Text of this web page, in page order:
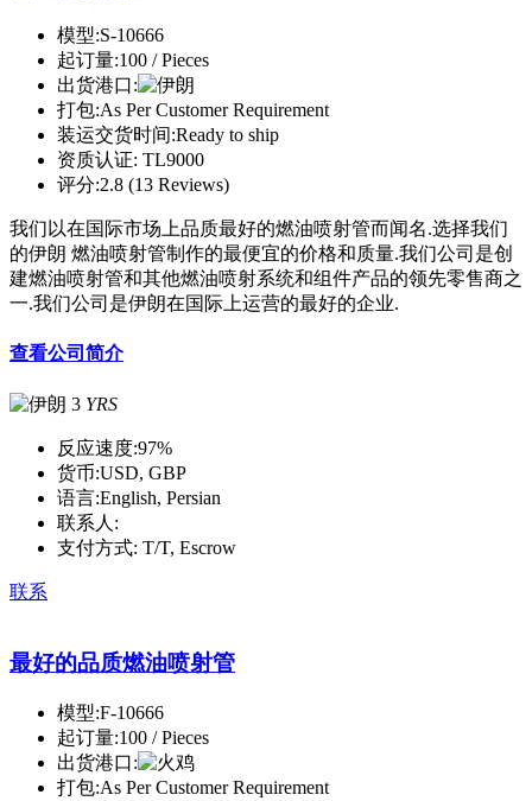
模型:S-10666
起订量:100 / Pieces
出货港口:
打包:As Per Customer Requirement
装运交货时间:Ready to ship
资质认证: TL9000
评分:2.8 (13 Reviews)
我们以在国际市场上品质最好的燃油喷射管而闻名.选择我们
的伊朗 燃油喷射管制作的最便宜的价格和质量.我们公司是创
建燃油喷射管和其他燃油喷射系统和组件产品的领先零售商之
一.我们公司是伊朗在国际上运营的最好的企业.
查看公司简介
3 YRS
反应速度:97%
货币:USD, GBP
语言:English, Persian
联系人:
支付方式: T/T, Escrow
联系
最好的品质燃油喷射管
模型:F-10666
起订量:100 / Pieces
出货港口:
打包:As Per Customer Requirement